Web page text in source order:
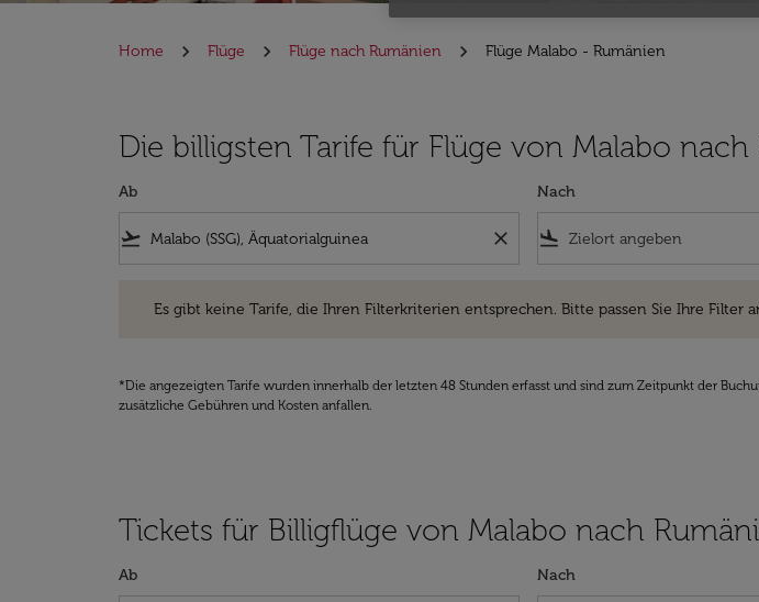
Home Flüge Flüge nach Rumänien Flüge Malabo - Rumänien
Die billigsten Tarife für Flüge von Malabo
Ab
flight_takeoff close
Nach
flight_land
Es gibt keine Tarife, die Ihren Filterkriterien entsprechen. Bitte passen Sie Ihre Filter
*Die angezeigten Tarife wurden innerhalb der letzten 48 Stunden erfasst und sind zum Zeitpunkt der
zusätzliche Gebühren und Kosten anfallen.
Tickets für Billigflüge von Malabo nach
Ab Nach